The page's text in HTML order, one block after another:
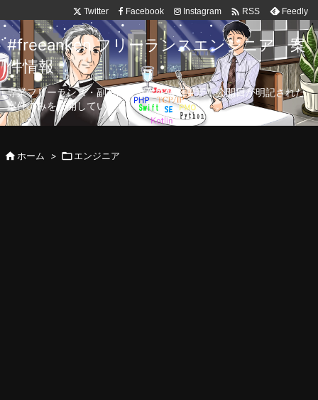
Twitter Facebook Instagram  RSS Feedly
#freeanken フリーランスエンジニア 案
件情報
専業フリーランス・副業向け案件を毎日更新！公開日が明記された
案件のみを公開しています。
ホーム > エンジニア